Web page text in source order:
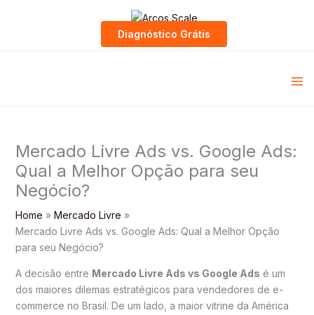
Diagnóstico Grátis
Mercado Livre Ads vs. Google Ads:
Qual a Melhor Opção para seu
Negócio?
Home
Mercado Livre
Mercado Livre Ads vs. Google Ads: Qual a Melhor Opção
para seu Negócio?
A decisão entre Mercado Livre Ads vs Google Ads é um
dos maiores dilemas estratégicos para vendedores de e-
commerce no Brasil. De um lado, a maior vitrine da América